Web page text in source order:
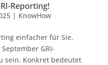
Reporting!
| KnowHow
einfacher für Sie.
GRI-
sein. Konkret bedeutet